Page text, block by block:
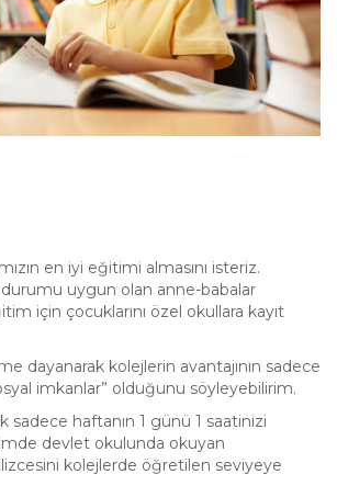
en iyi eğitimi almasını isteriz.
uygun olan anne-babalar
için çocuklarını özel okullara kayıt
dayanarak kolejlerin avantajının sadece
imkanlar” olduğunu söyleyebilirim.
sadece haftanın 1 günü 1 saatinizi
devlet okulunda okuyan
kolejlerde öğretilen seviyeye